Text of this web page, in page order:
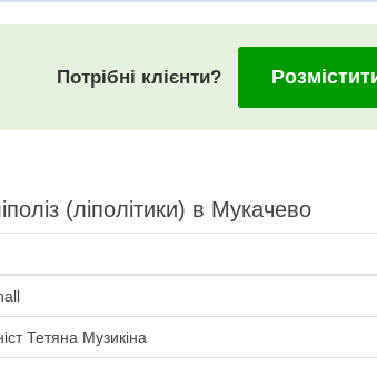
Потрібні клієнти?
(ліполітики) в Мукачево
Тетяна Музикіна